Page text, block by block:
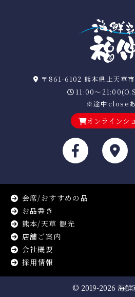
〒861-6102 熊本県上天草
11:00～
※途中close
オンラインシ
会席/おすすめの品
お品書き
熊本/天草 観光
店舗ご案内
会社概要
採用情報
© 2019-2026 海鮮